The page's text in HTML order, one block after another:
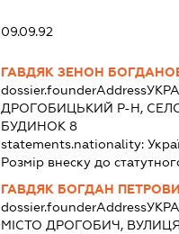
09.09.92
ГАВДЯК ЗЕНОН
dossier.founderAddress
ДРОГОБИЦЬКИЙ Р-Н,
БУДИНОК 8
statements.nationality:
Розмір внеску до
ГАВДЯК БОГДАН
dossier.founderAddress
МІСТО ДРОГОБИЧ,